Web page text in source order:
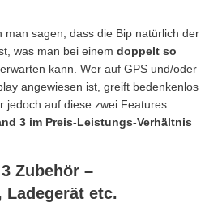
man sagen, dass die Bip natürlich der
was man bei einem doppelt so
kann. Wer auf GPS und/oder
angewiesen ist, greift bedenkenlos
jedoch auf diese zwei Features
3 im Preis-Leistungs-Verhältnis
Zubehör –
Ladegerät etc.